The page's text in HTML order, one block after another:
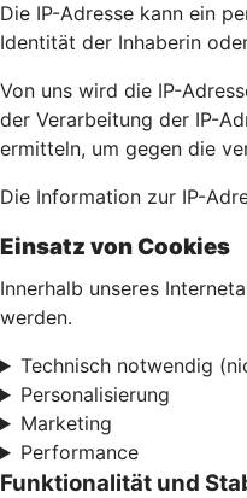
Die IP-Adresse kann ein
Identität der Inhaberin
Von uns wird die IP-
der Verarbeitung der IP-
ermitteln, um gegen die
Die Information zur IP-
Einsatz von Cookies
Innerhalb unseres
werden.
Technisch notwendig
Personalisierung
Marketing
Performance
Funktionalität und